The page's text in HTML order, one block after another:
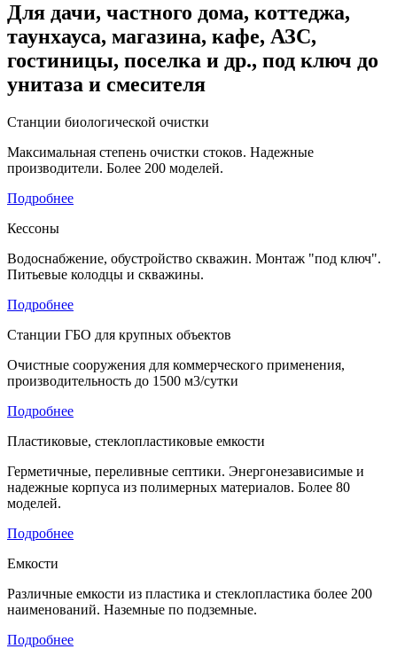
Для дачи, частного дома, коттеджа,
таунхауса, магазина, кафе, АЗС,
гостиницы, поселка и др., под ключ до
унитаза и смесителя
Станции биологической очистки
Максимальная степень очистки стоков. Надежные
производители. Более 200 моделей.
Подробнее
Кессоны
Водоснабжение, обустройство скважин. Монтаж "под ключ".
Питьевые колодцы и скважины.
Подробнее
Станции ГБО для крупных объектов
Очистные сооружения для коммерческого применения,
производительность до 1500 м3/сутки
Подробнее
Пластиковые, стеклопластиковые емкости
Герметичные, переливные септики. Энергонезависимые и
надежные корпуса из полимерных материалов. Более 80
моделей.
Подробнее
Емкости
Различные емкости из пластика и стеклопластика более 200
наименований. Наземные по подземные.
Подробнее